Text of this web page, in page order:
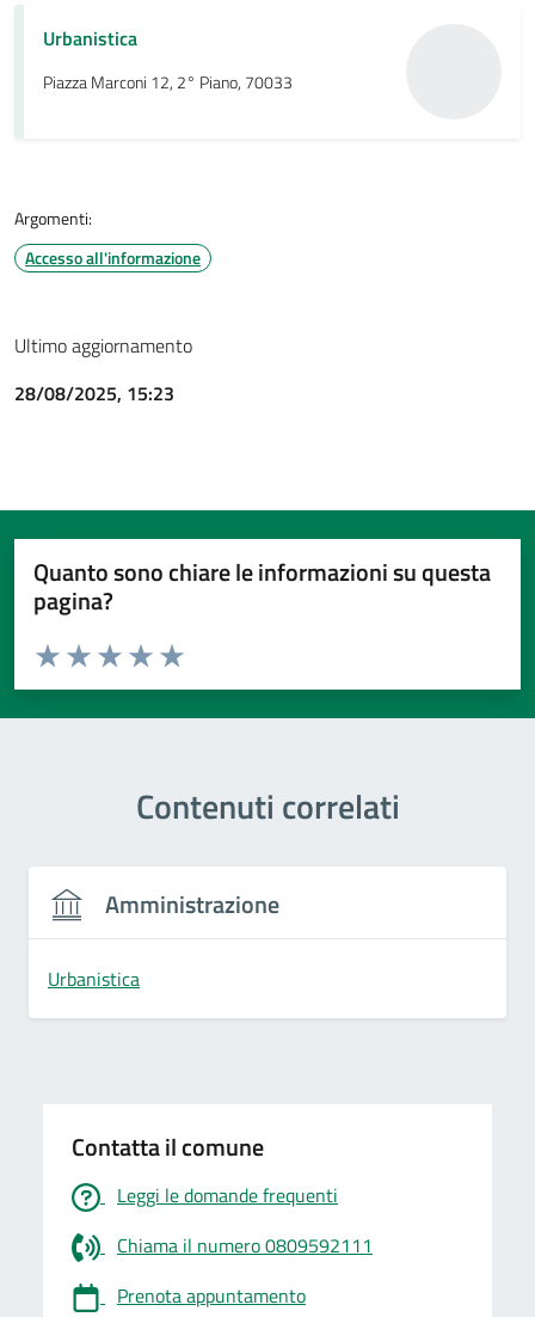
Urbanistica
Piazza Marconi 12, 2° Piano, 70033
Argomenti:
Accesso all'informazione
Ultimo aggiornamento
28/08/2025, 15:23
Quanto sono chiare le informazioni su questa
pagina?
Valuta da 1 a 5 stelle la pagina
Valuta 5 stelle su 5
Valuta 4 stelle su 5
Valuta 3 stelle su 5
Valuta 2 stelle su 5
Valuta 1 stelle su 5
Contenuti correlati
Amministrazione
Urbanistica
Contatta il comune
Leggi le domande frequenti
Chiama il numero 0809592111
Prenota appuntamento